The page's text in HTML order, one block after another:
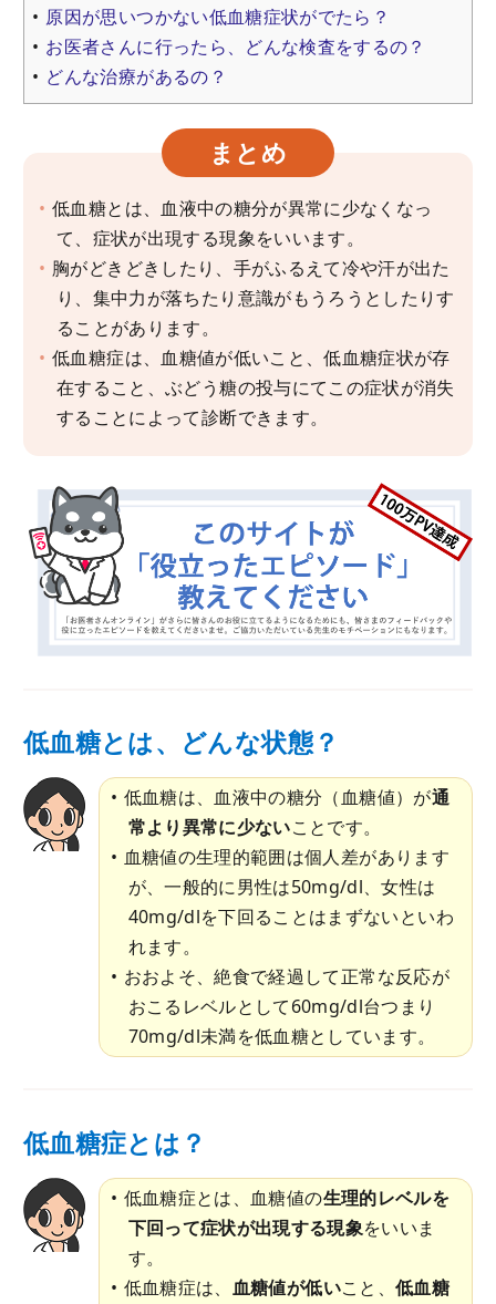
原因が思いつかない低血糖症状がでたら？
お医者さんに行ったら、どんな検査をするの？
どんな治療があるの？
まとめ
低血糖とは、血液中の糖分が異常に少なくなっ
て、症状が出現する現象をいいます。
胸がどきどきしたり、手がふるえて冷や汗が出た
り、集中力が落ちたり意識がもうろうとしたりす
ることがあります。
低血糖症は、血糖値が低いこと、低血糖症状が存
在すること、ぶどう糖の投与にてこの症状が消失
することによって診断できます。
低血糖とは、どんな状態？
低血糖は、血液中の糖分（血糖値）が通
常より異常に少ないことです。
血糖値の生理的範囲は個人差があります
が、一般的に男性は50mg/dl、女性は
40mg/dlを下回ることはまずないといわ
れます。
おおよそ、絶食で経過して正常な反応が
おこるレベルとして60mg/dl台つまり
70mg/dl未満を低血糖としています。
低血糖症とは？
低血糖症とは、血糖値の生理的レベルを
下回って症状が出現する現象をいいま
す。
低血糖症は、 血糖値が低いこと、 低血糖